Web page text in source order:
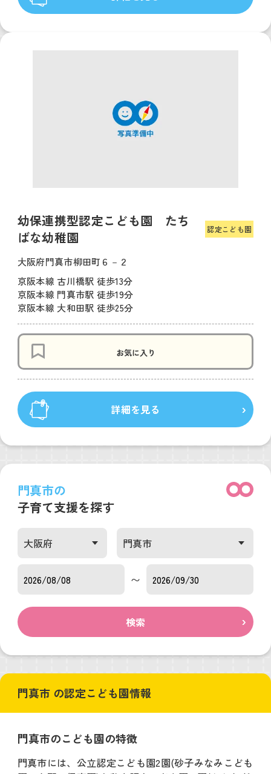
幼保連携型認定こども園 たち
ばな幼稚園
認定こども園
大阪府門真市柳田町６－２
京阪本線 古川橋駅 徒歩13分
京阪本線 門真市駅 徒歩19分
京阪本線 大和田駅 徒歩25分
お気に入り
詳細を見る
門真市の
子育て支援を探す
〜
検索
門真市 の認定こども園情報
門真市のこども園の特徴
門真市には、公立認定こども園2園(砂子みなみこども